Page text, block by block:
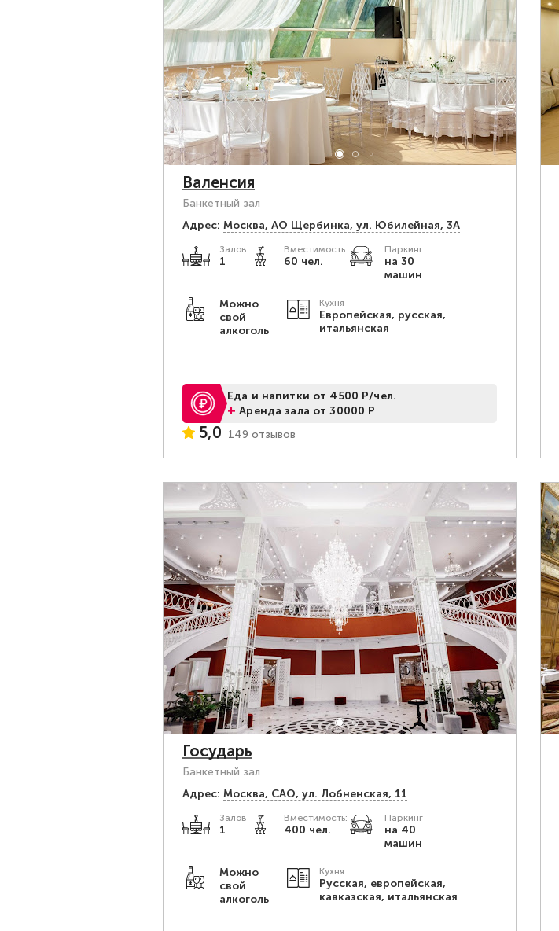
Валенсия
Банкетный зал
Адрес: Москва, АО Щербинка, ул. Юбилейная, 3А
Залов
1
Вместимость:
60 чел.
Паркинг
на 30
машин
Можно
свой
алкоголь
Кухня
Европейская, русская,
итальянская
Еда и напитки от 4500 Р/чел.
+Аренда зала от 30000 Р
5,0 149 отзывов
Государь
Банкетный зал
Адрес: Москва, САО, ул. Лобненская, 11
Залов
1
Вместимость:
400 чел.
Паркинг
на 40
машин
Можно
свой
алкоголь
Кухня
Русская, европейская,
кавказская, итальянская